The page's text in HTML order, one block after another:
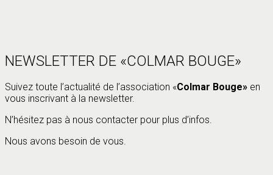
NEWSLETTER DE «COLMAR BOUGE»
Suivez toute l’actualité de l’association «Colmar Bouge» en
vous inscrivant à la newsletter.
N’hésitez pas à nous contacter pour plus d’infos.
Nous avons besoin de vous.